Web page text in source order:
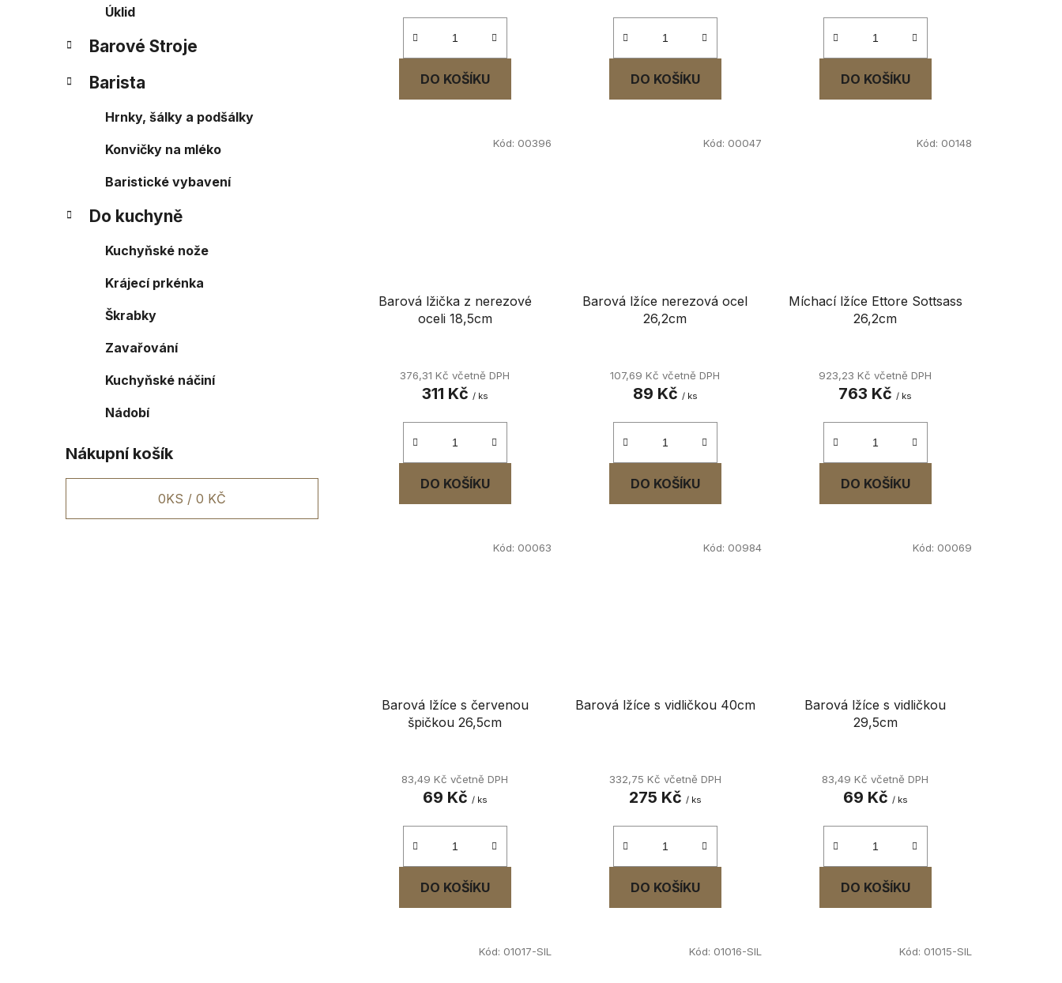
Úklid
Barové Stroje
Barista
Hrnky, šálky a podšálky
Konvičky na mléko
Baristické vybavení
Do kuchyně
Kuchyňské nože
Krájecí prkénka
Škrabky
Zavařování
Kuchyňské náčiní
Nádobí
Nákupní košík
0KS / 0 KČ
DO KOŠÍKU DO KOŠÍKU DO KOŠÍKU
Barová lžička z nerezové
oceli 18,5cm
376,31 Kč včetně DPH
311 Kč / ks
DO KOŠÍKU
Kód: 00396
Barová lžíce nerezová ocel
26,2cm
107,69 Kč včetně DPH
89 Kč / ks
DO KOŠÍKU
Kód: 00047
Míchací lžíce Ettore Sottsass
26,2cm
923,23 Kč včetně DPH
763 Kč / ks
DO KOŠÍKU
Kód: 00148
Barová lžíce s červenou
špičkou 26,5cm
83,49 Kč včetně DPH
69 Kč / ks
DO KOŠÍKU
Kód: 00063
Barová lžíce s vidličkou 40cm
332,75 Kč včetně DPH
275 Kč / ks
DO KOŠÍKU
Kód: 00984
Barová lžíce s vidličkou
29,5cm
83,49 Kč včetně DPH
69 Kč / ks
DO KOŠÍKU
Kód: 00069
Kód: 01017-SIL Kód: 01016-SIL Kód: 01015-SIL